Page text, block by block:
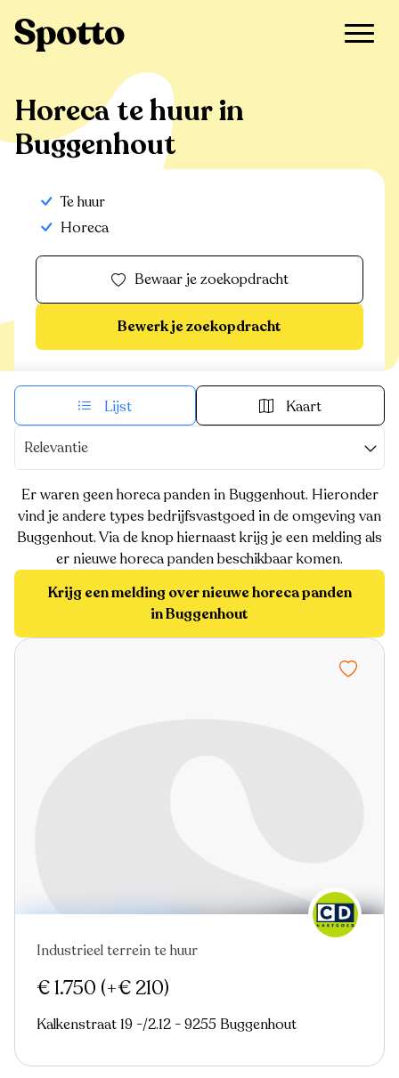
Buggenhout
Horeca te huur in
Buggenhout
Te huur
Horeca
Bewaar je zoekopdracht
Bewerk je zoekopdracht
Lijst Kaart
Relevantie
Er waren geen horeca panden in Buggenhout. Hieronder
vind je andere types bedrijfsvastgoed in de omgeving van
Buggenhout. Via de knop hiernaast krijg je een melding als
er nieuwe horeca panden beschikbaar komen.
Krijg een melding over nieuwe horeca panden
in Buggenhout
Nieuw
Industrieel terrein te huur
€ 1.750 (+€ 210)
Kalkenstraat 19 -/2.12 - 9255 Buggenhout